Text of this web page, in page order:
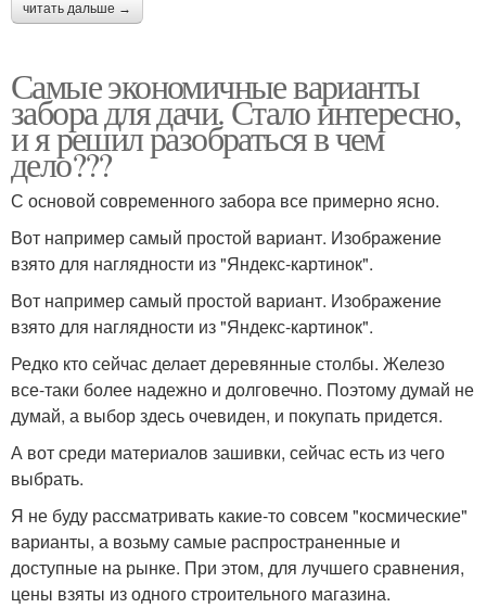
читать дальше →
Самые экономичные варианты
забора для дачи. Стало интересно,
и я решил разобраться в чем
дело???
С основой современного забора все примерно ясно.
Вот например самый простой вариант. Изображение
взято для наглядности из "Яндекс-картинок".
Вот например самый простой вариант. Изображение
взято для наглядности из "Яндекс-картинок".
Редко кто сейчас делает деревянные столбы. Железо
все-таки более надежно и долговечно. Поэтому думай не
думай, а выбор здесь очевиден, и покупать придется.
А вот среди материалов зашивки, сейчас есть из чего
выбрать.
Я не буду рассматривать какие-то совсем "космические"
варианты, а возьму самые распространенные и
доступные на рынке. При этом, для лучшего сравнения,
цены взяты из одного строительного магазина.